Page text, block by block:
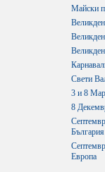
Майски
Свети
3 и 8
8
България
Европа